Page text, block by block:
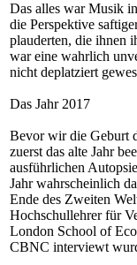
Das alles war Musik
die Perspektive
plauderten, die ihnen
war eine wahrlich
nicht deplatziert
Das Jahr 2017
Bevor wir die Geburt
zuerst das alte Jahr
ausführlichen
Jahr wahrscheinlich
Ende des Zweiten
Hochschullehrer für
London School of
CBNC interviewt